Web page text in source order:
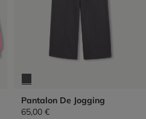
Pantalon De Jogging
65,00 €